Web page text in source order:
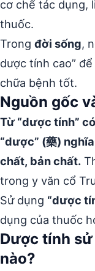
cơ chế tác dụng,
thuốc.
Trong đời sống,
dược tính cao”
chữa bệnh tốt.
Nguồn gốc
Từ “dược tính”
“dược” (藥)
chất, bản chất.
trong y văn cổ
Sử dụng “dược
dụng của thuốc
Dược tính
nào?